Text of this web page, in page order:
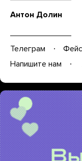
Антон Долин
Телеграм
Напишите нам